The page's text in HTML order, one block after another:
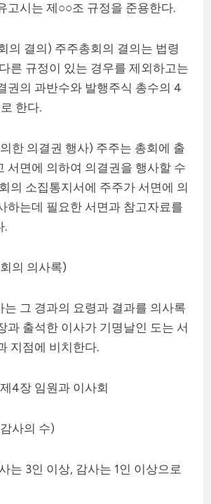
고시는 제○○조 규정을 준용한다.
의 결의) 주주총회의 결의는 법령
른 규정이 있는 경우를 제외하고는
권의 과반수와 발행주식 총수의 4
한다.
한 의결권 행사) 주주는 총회에 출
서면에 의하여 의결권을 행사할 수
의 소집통지서에 주주가 서면에 의
하는데 필요한 서면과 참고자료를
.
의 의사록)
는 그 경과의 요령과 결과를 의사록
과 출석한 이사가 기명날인 도는 서
지점에 비치한다.
제4장 임원과 이사회
사의 수)
는 3인 이상, 감사는 1인 이상으로